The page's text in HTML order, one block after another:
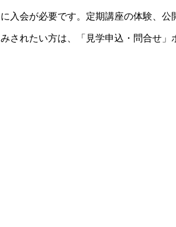
入会が必要です。定期講座の体験、公
されたい方は、「見学申込・問合せ」